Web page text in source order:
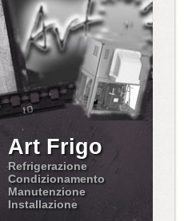
Art Frigo
Refrigerazione
Condizionamento
Manutenzione
Installazione